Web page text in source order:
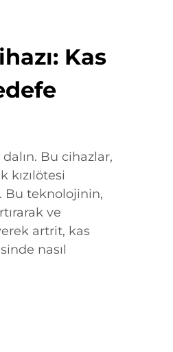
Kas
dalın. Bu cihazlar,
kızılötesi
Bu teknolojinin,
ve
artrit, kas
nasıl